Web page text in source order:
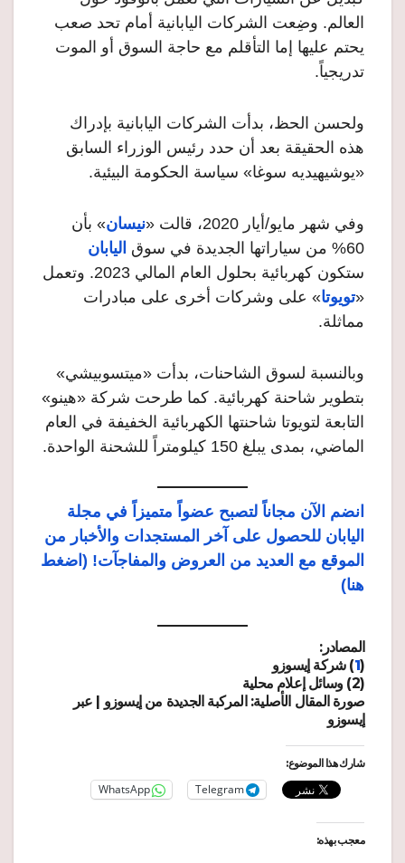
العالم. وضِعت الشركات اليابانية أمام تحد صعب
يحتم عليها إما التأقلم مع حاجة السوق أو الموت
تدريجياً.
ولحسن الحظ، بدأت الشركات اليابانية بإدراك
هذه الحقيقة بعد أن حدد رئيس الوزراء السابق
«يوشيهيديه سوغا» سياسة الحكومة البيئية.
وفي شهر مايو/أيار 2020، قالت « نيسان» بأن
60% من سياراتها الجديدة في سوق
اليابان
ستكون كهربائية بحلول العام المالي 2023. وتعمل
«تويوتا» على وشركات أخرى على مبادرات
مماثلة.
وبالنسبة لسوق الشاحنات، بدأت «ميتسوبيشي»
بتطوير شاحنة كهربائية. كما طرحت شركة «هينو»
التابعة لتويوتا شاحنتها الكهربائية الخفيفة في العام
الماضي، بمدى يبلغ 150 كيلومتراً للشحنة الواحدة.
انضم الآن مجاناً لتصبح عضواً متميزاً في مجلة
اليابان للحصول على آخر المستجدات والأخبار من
الموقع مع العديد من العروض والمفاجآت! (اضغط
هنا)
المصادر:
(
1) شركة إيسوزو
(2) وسائل إعلام محلية
صورة المقال الأصلية: المركبة الجديدة من إيسوزو | عبر
إيسوزو
شارك هذا الموضوع:
Telegram
WhatsApp
معجب بهذه: